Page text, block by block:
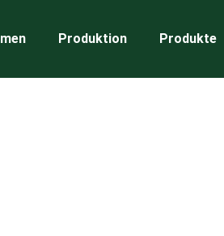
Produktion Produkte